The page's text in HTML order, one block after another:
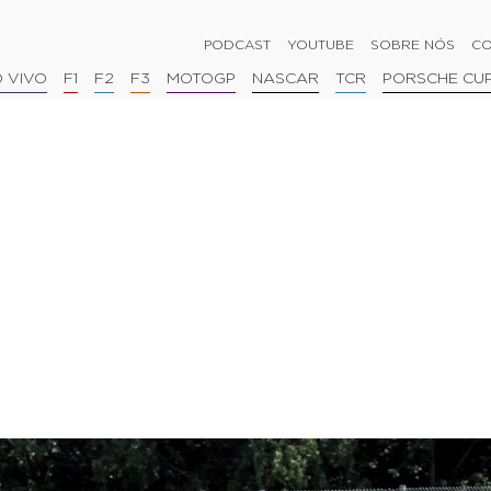
PODCAST YOUTUBE SOBRE NÓS
VIVO F1 F2 F3 MOTOGP NASCAR TCR PORSCHE